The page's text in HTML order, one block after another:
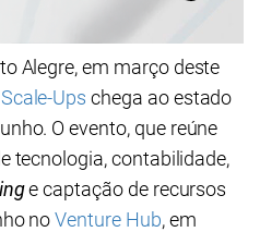
Alegre, em março deste
Ups chega ao estado
O evento, que reúne
tecnologia, contabilidade,
e captação de recursos
noVenture Hub, em